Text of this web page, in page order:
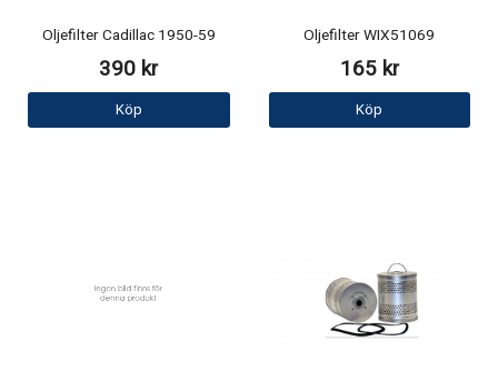
Oljefilter Cadillac 1950-59
390 kr
Köp
Oljefilter WIX51069
165 kr
Köp